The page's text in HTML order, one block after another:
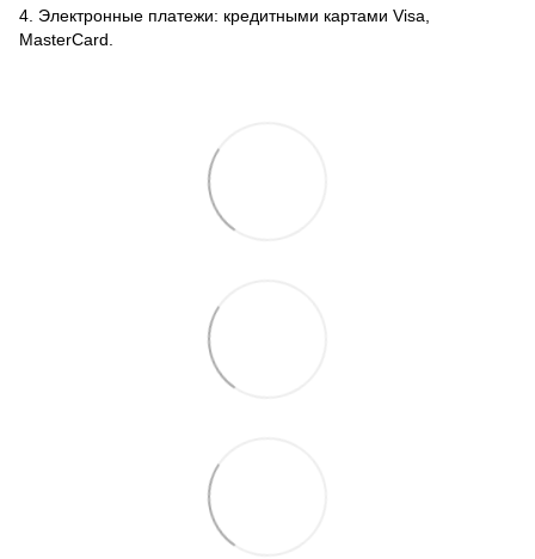
4. Электронные платежи: кредитными картами Visa,
MasterCard.